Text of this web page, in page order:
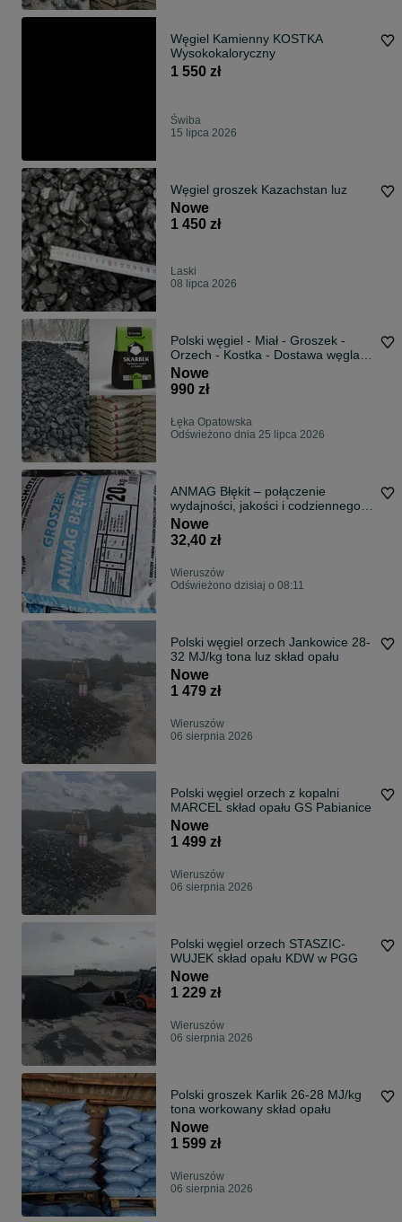
Węgiel Kamienny KOSTKA
Wysokokaloryczny
1 550 zł
Świba
15 lipca 2026
Węgiel groszek Kazachstan luz
Nowe
1 450 zł
Laski
08 lipca 2026
Polski węgiel - Miał - Groszek -
Orzech - Kostka - Dostawa węgla -
Wesoła - Karlik - Pieklorz - Bobrek -
Marcel - Piast - Węgiel luzem-
Węgiel pakowany
Nowe
990 zł
Łęka Opatowska
Odświeżono dnia 25 lipca 2026
ANMAG Błękit – połączenie
wydajności, jakości i codziennego
komfortu.
Nowe
32,40 zł
Wieruszów
Odświeżono dzisiaj o 08:11
Polski węgiel orzech Jankowice 28-
32 MJ/kg tona luz skład opału
Nowe
1 479 zł
Wieruszów
06 sierpnia 2026
Polski węgiel orzech z kopalni
MARCEL skład opału GS Pabianice
Nowe
1 499 zł
Wieruszów
06 sierpnia 2026
Polski węgiel orzech STASZIC-
WUJEK skład opału KDW w PGG
Nowe
1 229 zł
Wieruszów
06 sierpnia 2026
Polski groszek Karlik 26-28 MJ/kg
tona workowany skład opału
Nowe
1 599 zł
Wieruszów
06 sierpnia 2026